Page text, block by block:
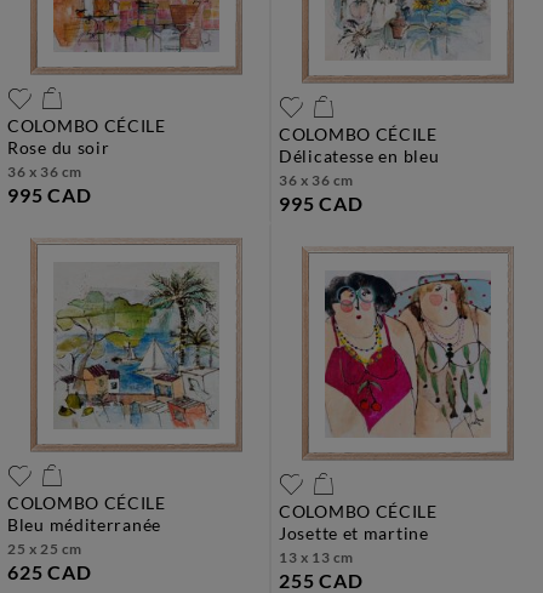
COLOMBO CÉCILE
rose du soir
36 x 36 cm
995 CAD
COLOMBO CÉCILE
délicatesse en bleu
36 x 36 cm
995 CAD
COLOMBO CÉCILE
bleu méditerranée
25 x 25 cm
625 CAD
COLOMBO CÉCILE
josette et martine
13 x 13 cm
255 CAD